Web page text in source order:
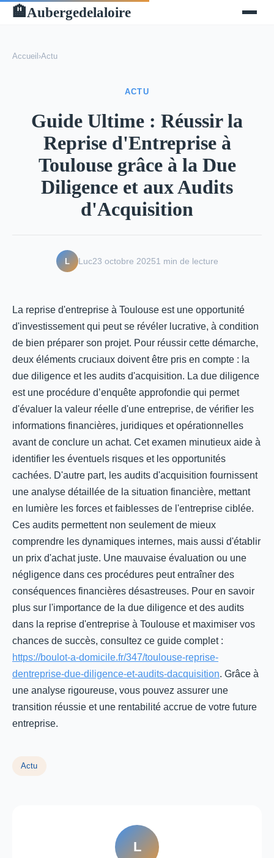
🏨Aubergedelaloire
Accueil ›Actu
ACTU
Guide Ultime : Réussir la
Reprise d'Entreprise à
Toulouse grâce à la Due
Diligence et aux Audits
d'Acquisition
L Luc23 octobre 20251 min de lecture
La reprise d'entreprise à Toulouse est une opportunité
d'investissement qui peut se révéler lucrative, à condition
de bien préparer son projet. Pour réussir cette démarche,
deux éléments cruciaux doivent être pris en compte : la
due diligence et les audits d'acquisition. La due diligence
est une procédure d’enquête approfondie qui permet
d'évaluer la valeur réelle d'une entreprise, de vérifier les
informations financières, juridiques et opérationnelles
avant de conclure un achat. Cet examen minutieux aide à
identifier les éventuels risques et les opportunités
cachées. D'autre part, les audits d'acquisition fournissent
une analyse détaillée de la situation financière, mettant
en lumière les forces et faiblesses de l'entreprise ciblée.
Ces audits permettent non seulement de mieux
comprendre les dynamiques internes, mais aussi d'établir
un prix d'achat juste. Une mauvaise évaluation ou une
négligence dans ces procédures peut entraîner des
conséquences financières désastreuses. Pour en savoir
plus sur l'importance de la due diligence et des audits
dans la reprise d'entreprise à Toulouse et maximiser vos
chances de succès, consultez ce guide complet :
https://boulot-a-domicile.fr/347/toulouse-reprise-
dentreprise-due-diligence-et-audits-dacquisition. Grâce à
une analyse rigoureuse, vous pouvez assurer une
transition réussie et une rentabilité accrue de votre future
entreprise.
Actu
L